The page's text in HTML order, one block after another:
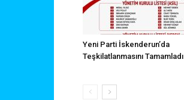
Yeni Parti İskenderun’da
Teşkilatlanmasını Tamamladı